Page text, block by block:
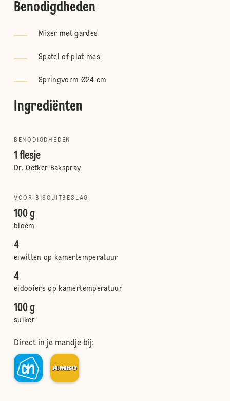
Benodigdheden
Mixer met gardes
Spatel of plat mes
Springvorm Ø24 cm
Ingrediënten
BENODIGDHEDEN
1 flesje
Dr. Oetker Bakspray
VOOR BISCUITBESLAG
100 g
bloem
4
eiwitten op kamertemperatuur
4
eidooiers op kamertemperatuur
100 g
suiker
Direct in je mandje bij: